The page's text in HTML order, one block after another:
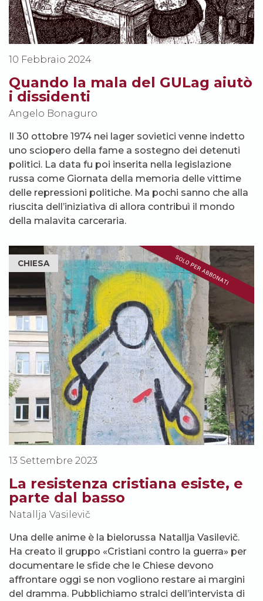
10 Febbraio 2024
Quando la mala del GULag aiutò
i dissidenti
Angelo Bonaguro
Il 30 ottobre 1974 nei lager sovietici venne indetto
uno sciopero della fame a sostegno dei detenuti
politici. La data fu poi inserita nella legislazione
russa come Giornata della memoria delle vittime
delle repressioni politiche. Ma pochi sanno che alla
riuscita dell’iniziativa di allora contribuì il mondo
della malavita carceraria.
CHIESA
13 Settembre 2023
La resistenza cristiana esiste, e
parte dal basso
Natallja Vasilevič
Una delle anime è la bielorussa Natallja Vasilevič.
Ha creato il gruppo «Cristiani contro la guerra» per
documentare le sfide che le Chiese devono
affrontare oggi se non vogliono restare ai margini
del dramma. Pubblichiamo stralci dell’intervista di